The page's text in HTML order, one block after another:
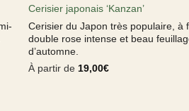
Cerisier japonais ‘Kanzan’
Cerisier du Japon très populaire, à
double rose intense et beau
d’automne.
À partir de 19,00€